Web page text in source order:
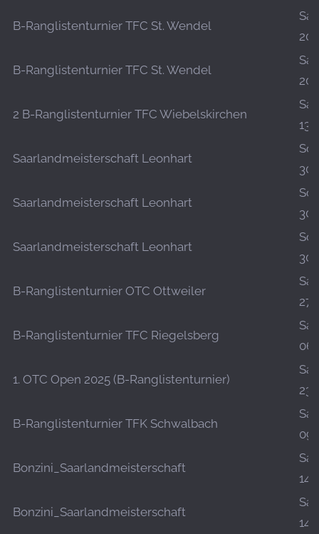
B-Ranglistenturnier TFC St. Wendel
Sa.,
B-Ranglistenturnier TFC St. Wendel
Sa.,
2 B-Ranglistenturnier TFC Wiebelskirchen
Sa.,
Saarlandmeisterschaft Leonhart
So.,
Saarlandmeisterschaft Leonhart
So.,
Saarlandmeisterschaft Leonhart
So.,
B-Ranglistenturnier OTC Ottweiler
Sa.,
B-Ranglistenturnier TFC Riegelsberg
Sa.,
1. OTC Open 2025 (B-Ranglistenturnier)
Sa.,
B-Ranglistenturnier TFK Schwalbach
Sa.,
Bonzini_Saarlandmeisterschaft
Sa.,
Bonzini_Saarlandmeisterschaft
Sa.,